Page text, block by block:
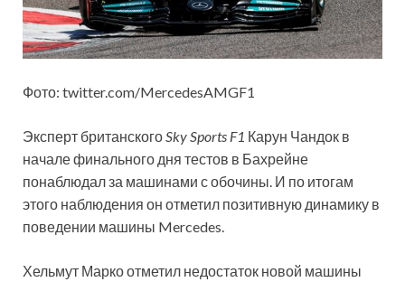
Фото: twitter.com/MercedesAMGF1
Эксперт британского Sky Sports F1 Карун Чандок в
начале финального дня тестов в Бахрейне
понаблюдал за машинами с обочины. И по итогам
этого наблюдения он отметил позитивную динамику в
поведении машины Mercedes.
Хельмут Марко отметил недостаток новой машины